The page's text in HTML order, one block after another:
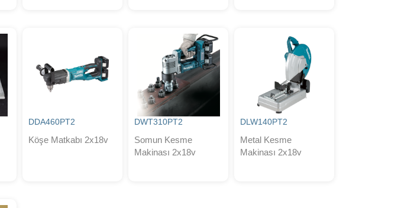
DDA460PT2
Köşe Matkabı 2x18v
DWT310PT2
Somun Kesme
Makinası 2x18v
DLW140PT2
Metal Kesme
Makinası 2x18v